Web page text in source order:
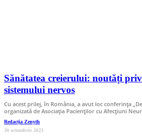
Sănătatea creierului: noutăți
sistemului nervos
Cu acest prilej, în România, a avut loc conferința
organizată de Asociația Pacienților cu Afecțiuni
Redacția Zenyth
30 octombrie 2023